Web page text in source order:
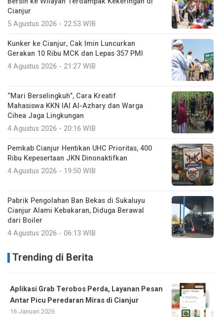
Cianjur
5 Agustus 2026 - 22:53 WIB
Kunker ke Cianjur, Cak Imin Luncurkan
Gerakan 10 Ribu MCK dan Lepas 357 PMI
4 Agustus 2026 - 21:27 WIB
“Mari Berselingkuh”, Cara Kreatif
Mahasiswa KKN IAI Al-Azhary dan Warga
Cihea Jaga Lingkungan
4 Agustus 2026 - 20:16 WIB
Pemkab Cianjur Hentikan UHC Prioritas, 400
Ribu Kepesertaan JKN Dinonaktifkan
4 Agustus 2026 - 19:50 WIB
Pabrik Pengolahan Ban Bekas di Sukaluyu
Cianjur Alami Kebakaran, Diduga Berawal
dari Boiler
4 Agustus 2026 - 06:13 WIB
Trending di Berita
Aplikasi Grab Terobos Perda, Layanan Pesan
Antar Picu Peredaran Miras di Cianjur
16 Januari 2026